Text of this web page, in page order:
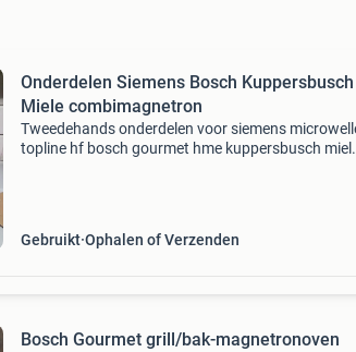
Onderdelen Siemens Bosch Kuppersbusch
Miele combimagnetron
Tweedehands onderdelen voor siemens
topline hf bosch gourmet hme kuppersbusch
Gebruikt Ophalen of Verzenden
Bosch Gourmet grill/bak-magnetronoven